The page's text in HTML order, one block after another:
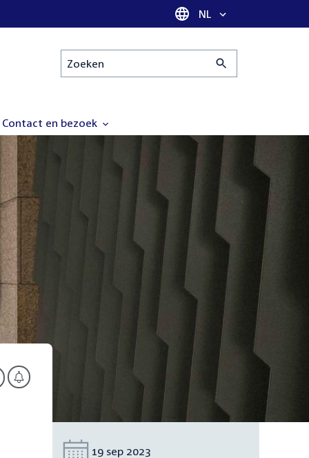
Taal selectie
NL
Zoeken
Contact en bezoek
Datum:
19 sep 2023